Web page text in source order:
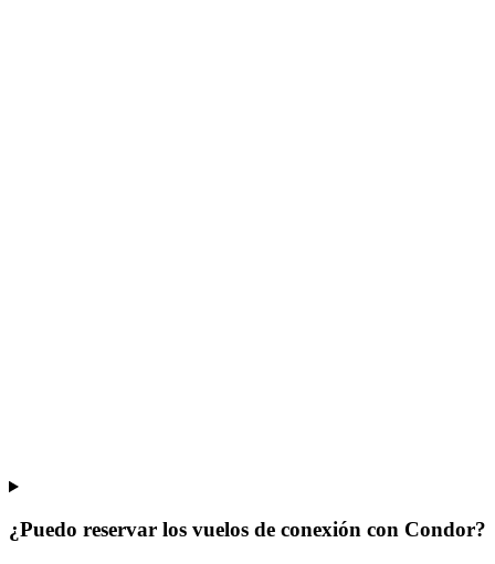
¿Puedo reservar los vuelos de conexión con Condor?